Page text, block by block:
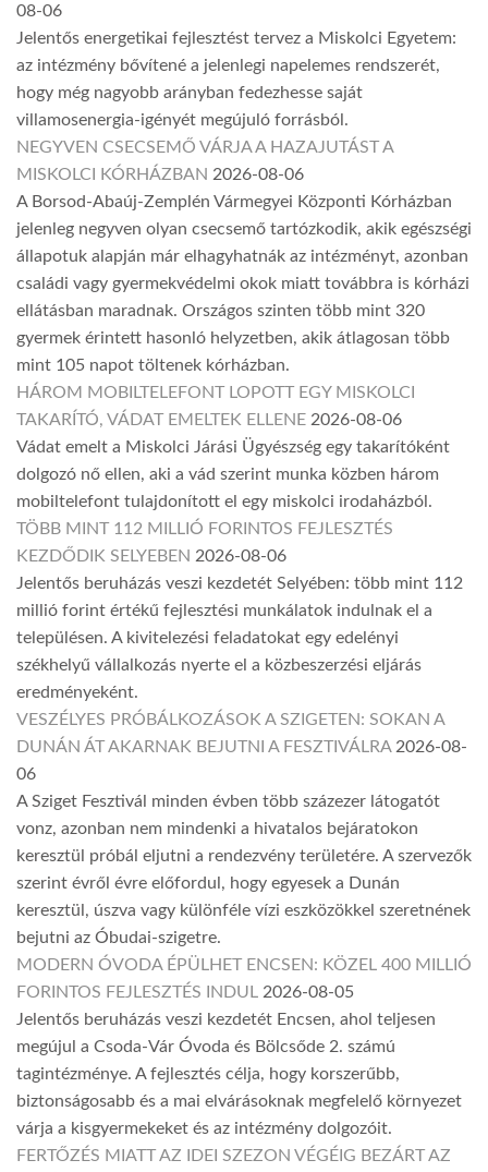
08-06
Jelentős energetikai fejlesztést tervez a Miskolci Egyetem:
az intézmény bővítené a jelenlegi napelemes rendszerét,
hogy még nagyobb arányban fedezhesse saját
villamosenergia-igényét megújuló forrásból.
NEGYVEN CSECSEMŐ VÁRJA A HAZAJUTÁST A
MISKOLCI KÓRHÁZBAN 2026-08-06
A Borsod-Abaúj-Zemplén Vármegyei Központi Kórházban
jelenleg negyven olyan csecsemő tartózkodik, akik egészségi
állapotuk alapján már elhagyhatnák az intézményt, azonban
családi vagy gyermekvédelmi okok miatt továbbra is kórházi
ellátásban maradnak. Országos szinten több mint 320
gyermek érintett hasonló helyzetben, akik átlagosan több
mint 105 napot töltenek kórházban.
HÁROM MOBILTELEFONT LOPOTT EGY MISKOLCI
TAKARÍTÓ, VÁDAT EMELTEK ELLENE 2026-08-06
Vádat emelt a Miskolci Járási Ügyészség egy takarítóként
dolgozó nő ellen, aki a vád szerint munka közben három
mobiltelefont tulajdonított el egy miskolci irodaházból.
TÖBB MINT 112 MILLIÓ FORINTOS FEJLESZTÉS
KEZDŐDIK SELYEBEN 2026-08-06
Jelentős beruházás veszi kezdetét Selyében: több mint 112
millió forint értékű fejlesztési munkálatok indulnak el a
településen. A kivitelezési feladatokat egy edelényi
székhelyű vállalkozás nyerte el a közbeszerzési eljárás
eredményeként.
VESZÉLYES PRÓBÁLKOZÁSOK A SZIGETEN: SOKAN A
DUNÁN ÁT AKARNAK BEJUTNI A FESZTIVÁLRA 2026-08-
06
A Sziget Fesztivál minden évben több százezer látogatót
vonz, azonban nem mindenki a hivatalos bejáratokon
keresztül próbál eljutni a rendezvény területére. A szervezők
szerint évről évre előfordul, hogy egyesek a Dunán
keresztül, úszva vagy különféle vízi eszközökkel szeretnének
bejutni az Óbudai-szigetre.
MODERN ÓVODA ÉPÜLHET ENCSEN: KÖZEL 400 MILLIÓ
FORINTOS FEJLESZTÉS INDUL 2026-08-05
Jelentős beruházás veszi kezdetét Encsen, ahol teljesen
megújul a Csoda-Vár Óvoda és Bölcsőde 2. számú
tagintézménye. A fejlesztés célja, hogy korszerűbb,
biztonságosabb és a mai elvárásoknak megfelelő környezet
várja a kisgyermekeket és az intézmény dolgozóit.
FERTŐZÉS MIATT AZ IDEI SZEZON VÉGÉIG BEZÁRT AZ